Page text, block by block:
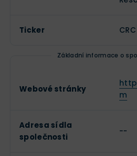
Ticker CRC
Základní informace o
Webové stránky
m
Adresa sídla
společnosti
--